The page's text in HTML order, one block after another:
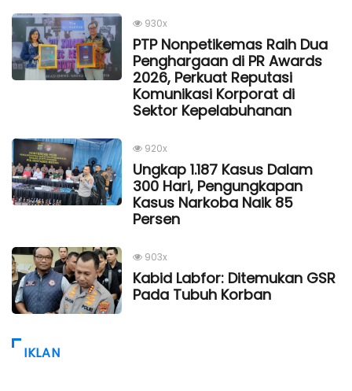
930x
PTP Nonpetikemas Raih Dua
Penghargaan di PR Awards
2026, Perkuat Reputasi
Komunikasi Korporat di
Sektor Kepelabuhanan
920x
Ungkap 1.187 Kasus Dalam
300 Hari, Pengungkapan
Kasus Narkoba Naik 85
Persen
903x
Kabid Labfor: Ditemukan GSR
Pada Tubuh Korban
IKLAN